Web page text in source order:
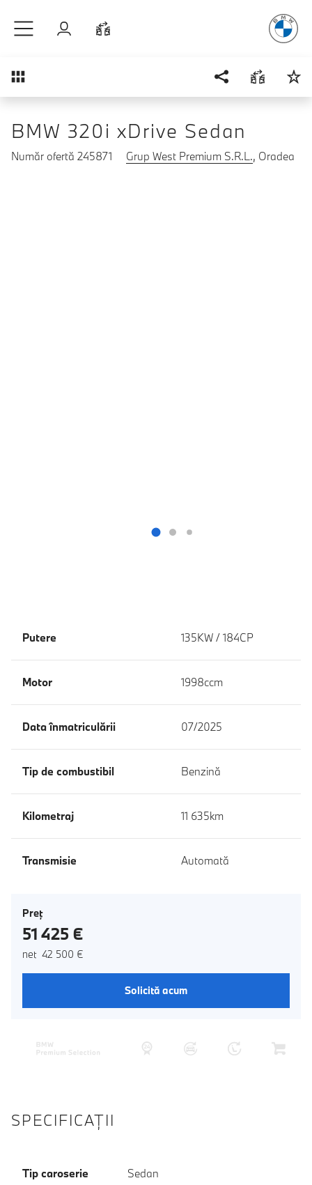
Autentificare
Prezentare generală
BMW 320i xDrive Sedan
Număr ofertă 245871 Grup West Premium S.R.L., Oradea
Putere 135KW / 184CP
Motor 1998ccm
Data înmatriculării 07/2025
Tip de combustibil Benzină
Kilometraj 11 635km
Transmisie Automată
Preţ
51 425 €
net 42 500 €
Solicită acum
SPECIFICAŢII
Tip caroserie Sedan